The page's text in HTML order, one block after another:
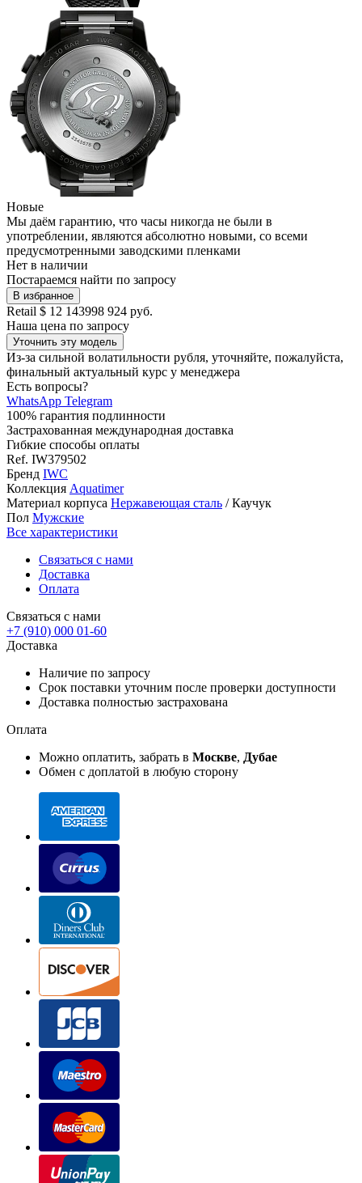
Новые
Мы даём гарантию, что часы никогда не были в
употреблении, являются абсолютно новыми, со всеми
предусмотренными заводскими пленками
Нет в наличии
Постараемся найти по запросу
В избранное
Retail $ 12 143998 924 руб.
Наша цена по запросу
Уточнить эту модель
Из-за сильной волатильности рубля, уточняйте, пожалуйста,
финальный актуальный курс у менеджера
Есть вопросы?
WhatsApp Telegram
100% гарантия подлинности
Застрахованная международная доставка
Гибкие способы оплаты
Ref. IW379502
Бренд IWC
Коллекция Aquatimer
Материал корпуса Нержавеющая сталь /Каучук
Пол Мужские
Все характеристики
Связаться с нами
Доставка
Оплата
Связаться с нами
+7 (910) 000 01-60
Доставка
Наличие по запросу
Срок поставки уточним после проверки доступности
Доставка полностью застрахована
Оплата
Можно оплатить, забрать в Москве, Дубае
Обмен с доплатой в любую сторону